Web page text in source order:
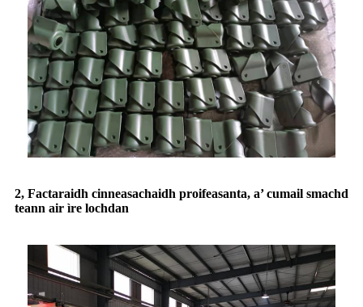
2, Factaraidh cinneasachaidh proifeasanta, a’ cumail smachd
teann air ìre lochdan